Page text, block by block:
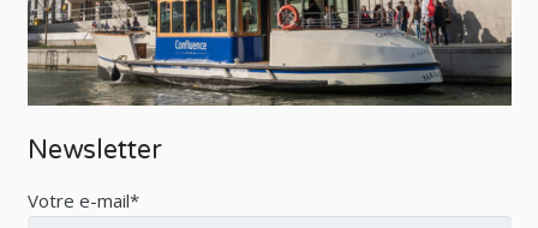
Newsletter
Votre e-mail*